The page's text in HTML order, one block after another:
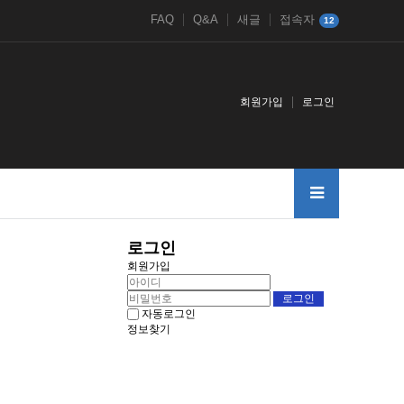
FAQ Q&A 새글 접속자 12
회원가입 로그인
로그인
회원가입
자동로그인
정보찾기